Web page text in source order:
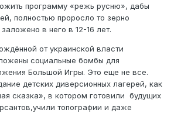
программу «режь русню», дабы
полностью проросло то зерно
в него в 12-16 лет.
от украинской власти
социальные бомбы для
Большой Игры. Это еще не все.
детских диверсионных лагерей, как
сказка», в котором готовили будущих
топографии и даже